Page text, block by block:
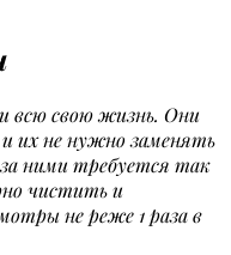
всю свою жизнь. Они
их не нужно заменять
ними требуется так
чистить и
не реже 1 раза в